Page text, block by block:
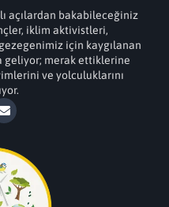
açılardan bakabileceğiniz
iklim aktivistleri,
için kaygılanan
geliyor; merak ettiklerine
ve yolculuklarını